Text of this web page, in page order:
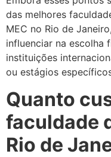
das melhores
MEC no Rio de
influenciar na escolha
instituições
ou estágios
Quanto
faculdade
Rio de